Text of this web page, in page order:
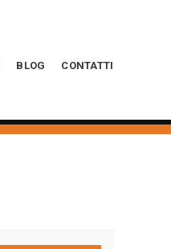
BLOG CONTATTI